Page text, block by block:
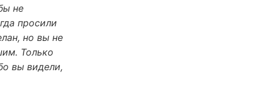
не
просили
но вы не
Только
вы видели,